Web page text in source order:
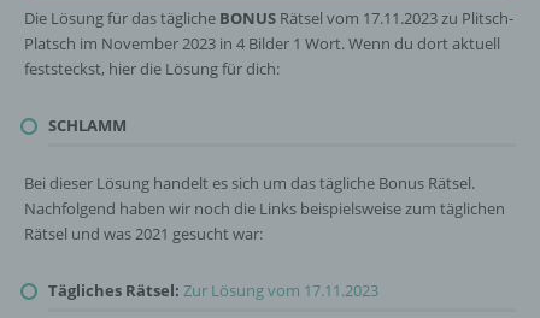
Die Lösung für das tägliche BONUS Rätsel vom 17.11.2023 zu Plitsch-
Platsch im November 2023 in 4 Bilder 1 Wort. Wenn du dort aktuell
feststeckst, hier die Lösung für dich:
SCHLAMM
Bei dieser Lösung handelt es sich um das tägliche Bonus Rätsel.
Nachfolgend haben wir noch die Links beispielsweise zum täglichen
Rätsel und was 2021 gesucht war:
Tägliches Rätsel: Zur Lösung vom 17.11.2023